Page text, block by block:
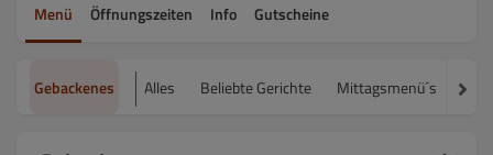
Menü Öffnungszeiten Info Gutscheine
Gebackenes Alles Beliebte Gerichte Mittagsmenü´s